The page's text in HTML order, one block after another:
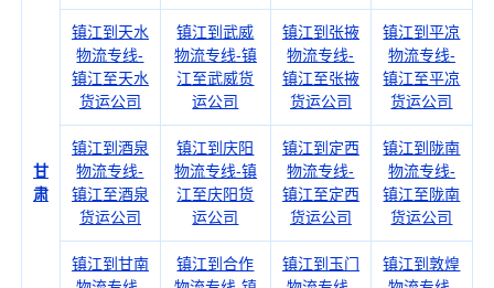
甘
肃
镇江到天水
物流专线-
镇江至天水
货运公司
镇江到武威
物流专线-镇
江至武威货
运公司
镇江到张掖
物流专线-
镇江至张掖
货运公司
镇江到平凉
物流专线-
镇江至平凉
货运公司
镇江到酒泉
物流专线-
镇江至酒泉
货运公司
镇江到庆阳
物流专线-镇
江至庆阳货
运公司
镇江到定西
物流专线-
镇江至定西
货运公司
镇江到陇南
物流专线-
镇江至陇南
货运公司
镇江到甘南
镇江到合作
镇江到玉门
镇江到敦煌